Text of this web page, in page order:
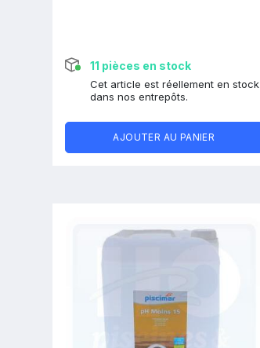
11 pièces en stock
Cet article est réellement en stock
dans nos entrepôts.
AJOUTER AU PANIER